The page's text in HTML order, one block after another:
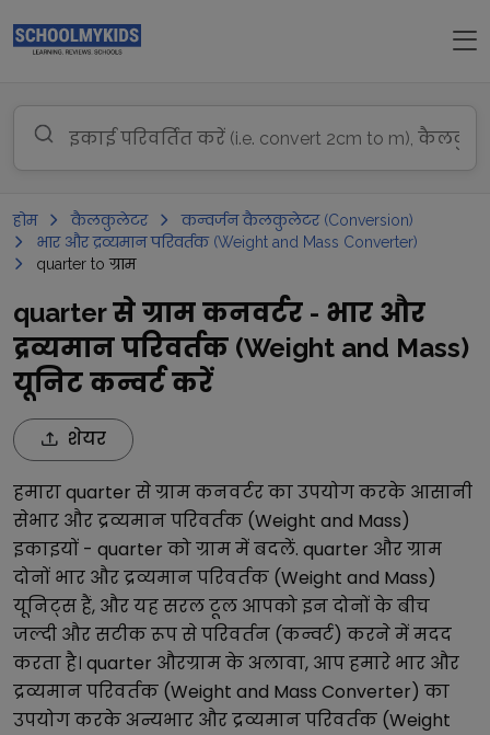
होम कैलकुलेटर
कन्वर्जन कैलकुलेटर (Conversion)
भार और द्रव्यमान परिवर्तक (Weight and Mass Converter)
quarter to ग्राम
quarter से ग्राम कनवर्टर - भार और
द्रव्यमान परिवर्तक (Weight and Mass)
यूनिट कन्वर्ट करें
शेयर
हमाराquarter सेग्रामकनवर्टर का उपयोग करके आसानी
सेभार और द्रव्यमान परिवर्तक (Weight and Mass)
इकाइयों - quarter कोग्राममें बदलें. quarter औरग्राम
दोनों भार और द्रव्यमान परिवर्तक (Weight and Mass)
यूनिट्स हैं, और यह सरल टूल आपको इन दोनों के बीच
जल्दी और सटीक रूप से परिवर्तन (कन्वर्ट) करने में मदद
करता है। quarter औरग्रामके अलावा, आप हमारे भार और
द्रव्यमान परिवर्तक (Weight and Mass Converter) का
उपयोग करके अन्यभार और द्रव्यमान परिवर्तक (Weight